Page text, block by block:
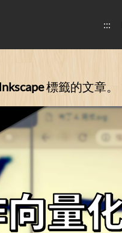
:::
標籤的文章。